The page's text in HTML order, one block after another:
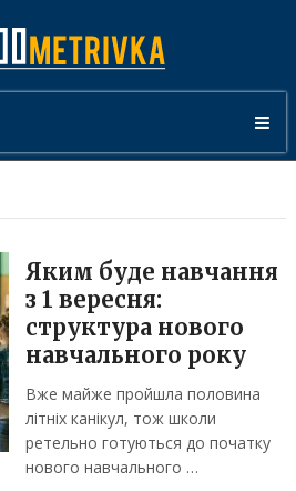
Яким буде навчання
з 1 вересня:
структура нового
навчального року
Вже майже пройшла половина
літніх канікул, тож школи
ретельно готуються до початку
нового навчального …